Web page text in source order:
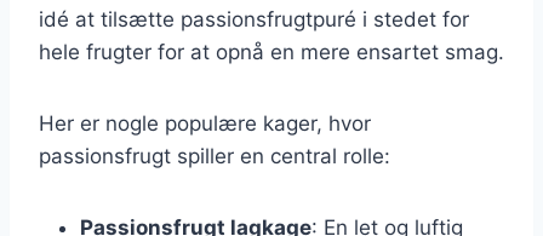
idé at tilsætte passionsfrugtpuré i stedet for
hele frugter for at opnå en mere ensartet smag.
Her er nogle populære kager, hvor
passionsfrugt spiller en central rolle:
Passionsfrugt lagkage: En let og luftig